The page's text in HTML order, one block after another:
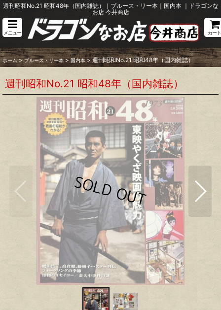
週刊昭和No.21 昭和48年（国内雑誌）｜ブルース・リー本｜国内本 ｜ドラゴンな
お店 今井商店
メニュー カート
ホーム > ブルース・リー本 > 国内本 > 週刊昭和No.21 昭和48年（国内雑誌）
週刊昭和No.21 昭和48年（国内雑誌）